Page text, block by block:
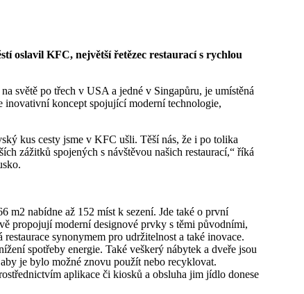
světě po třech v USA a jedné v Singapůru, je umístěná
koncept spojující moderní technologie,
kus cesty jsme v KFC ušli. Těší nás, že i po tolika
zážitků spojených s návštěvou našich restaurací,“ říká
m2 nabídne až 152 míst k sezení. Jde také o první
propojují moderní designové prvky s těmi původními,
synonymem pro udržitelnost a také inovace.
spotřeby energie. Také veškerý nábytek a dveře jsou
je bylo možné znovu použít nebo recyklovat.
aplikace či kiosků a obsluha jim jídlo donese